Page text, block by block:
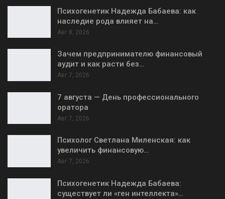
Психогенетик Надежда Бабаева: как
наследие рода влияет на…
Авг 8, 2026
Зачем предпринимателю финансовый
аудит и как расти без…
Авг 7, 2026
7 августа — День профессионального
оратора
Авг 7, 2026
Психолог Светлана Миленская: как
увеличить финансовую…
Авг 7, 2026
Психогенетик Надежда Бабаева:
существует ли «ген интеллекта»…